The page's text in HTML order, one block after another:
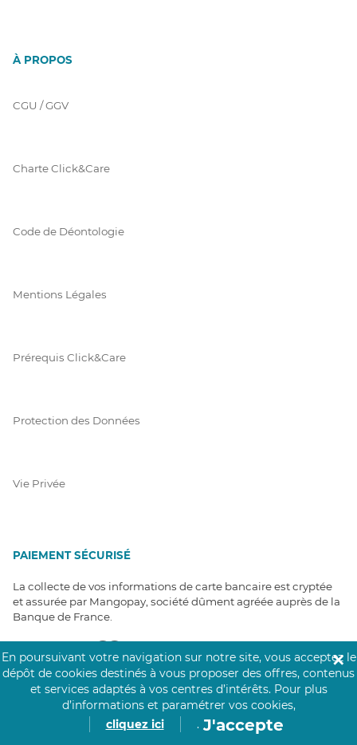
À PROPOS
CGU / GGV
Charte Click&Care
Code de Déontologie
Mentions Légales
Prérequis Click&Care
Protection des Données
Vie Privée
PAIEMENT SÉCURISÉ
La collecte de vos informations de carte bancaire est cryptée
et assurée par Mangopay, société dûment agréée auprès de la
Banque de France.
NOS PARTENAIRES
En poursuivant votre navigation sur notre site, vous acceptez le
dépôt de cookies destinés à vous proposer des offres, contenus
et services adaptés à vos centres d’intérêts. Pour plus
d’informations et paramétrer vos cookies,
cliquez ici
. J'accepte
✕